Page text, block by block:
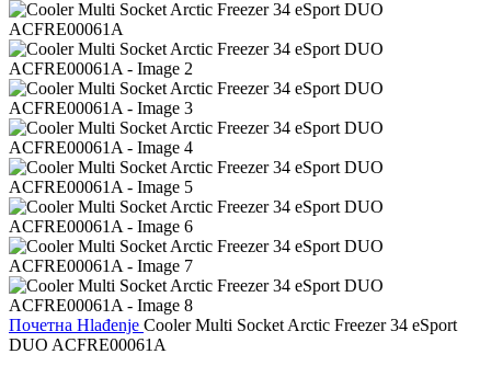
Почетна Hlađenje Cooler Multi Socket Arctic Freezer 34 eSport
DUO ACFRE00061A